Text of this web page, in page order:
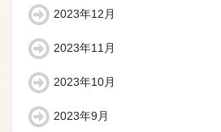
2023年12月
2023年11月
2023年10月
2023年9月